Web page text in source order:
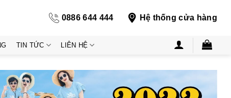
0886 644 444 Hệ thống cửa hàng
TIN TỨC LIÊN HỆ